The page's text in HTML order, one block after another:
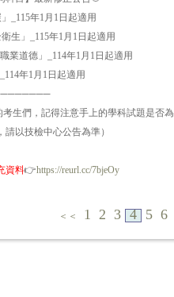
_115年1 月 1 日起適用
生」 _115年1 月 1 日起適用
業道德」 _114年1 月 1 日起適用
_114年1 月 1 日起適用
考生們，記得注意手上的學科試題是否
請以技檢中心公告為準）
資料👉https://reurl.cc/7bjeOy
＜＜ 1 2 3 4 5 6